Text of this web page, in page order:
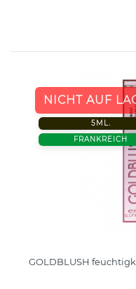
NICHT AUF
5ML.
FRANKREICH
GOLDBLUSH